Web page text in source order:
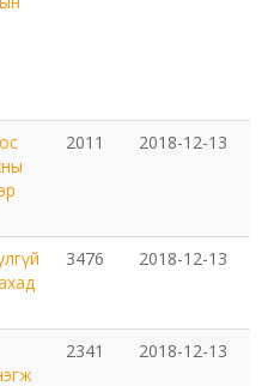
тамгын газар
ЯАМНЫ ХАРЬЯА
АХУЙН МЭРГЭЖЛИЙН
төв
2011 2018-12-13
3476 2018-12-13
2341 2018-12-13